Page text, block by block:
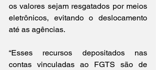
os valores sejam resgatados por meios
eletrônicos, evitando o deslocamento
até as agências.
“Esses recursos depositados nas
contas vinculadas ao FGTS são de